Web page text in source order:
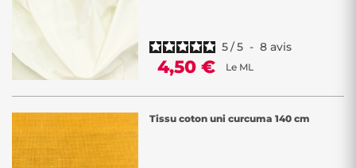
5/5 - 8 avis
4,50 € Le ML
Tissu coton uni curcuma 140 cm